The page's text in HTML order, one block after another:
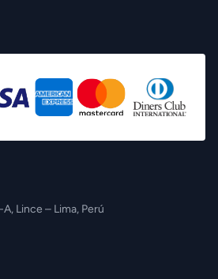
Lince – Lima, Perú